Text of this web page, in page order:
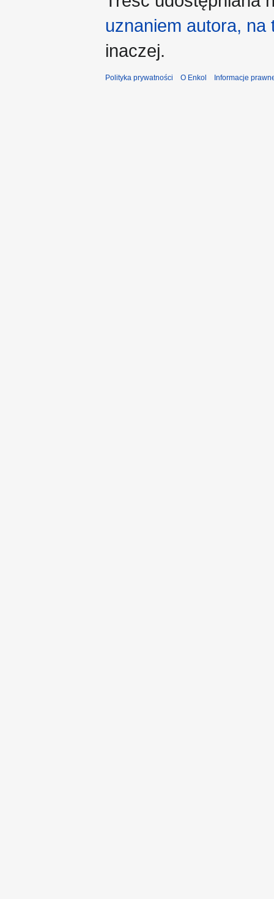
uznaniem autora,
inaczej.
Polityka prywatności O Enkol Informacje